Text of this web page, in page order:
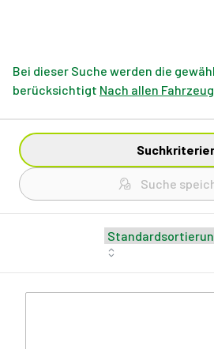
Bei dieser Suche werden die
berücksichtigt Nach allen
Suche